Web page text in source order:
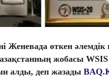
Женевада өткен
жобасы
алды, деп жазады